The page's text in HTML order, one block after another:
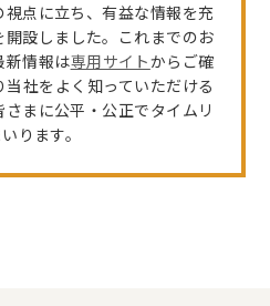
点に立ち、有益な情報を充
設しました。これまでのお
新情報は専用サイトからご確
社をよく知っていただける
まに公平・公正でタイムリ
ります。